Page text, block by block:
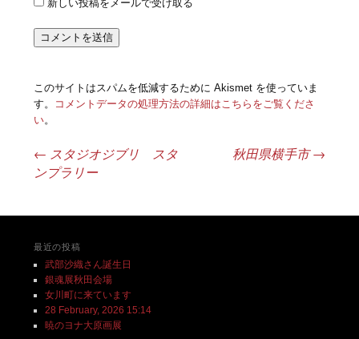
新しい投稿をメールで受け取る
このサイトはスパムを低減するために Akismet を使っていま
す。
コメントデータの処理方法の詳細はこちらをご覧くださ
い。
投稿ナビゲーション
← スタジオジブリ スタ
ンプラリー
秋田県横手市→
最近の投稿
武部沙織さん誕生日
銀魂展秋田会場
女川町に来ています
28 February, 2026 15:14
暁のヨナ大原画展